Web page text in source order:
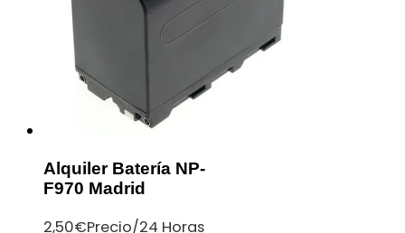
Alquiler Batería NP-
F970 Madrid
2,50€Precio/24 Horas